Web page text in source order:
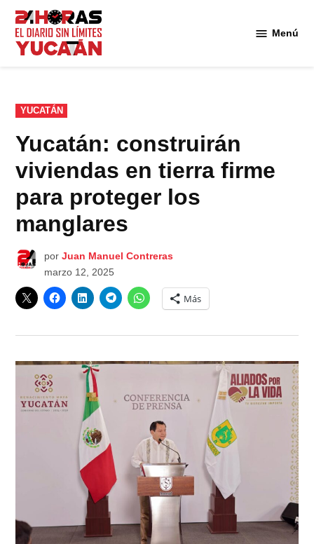
Saltar
contenido
Menú
PUBLICADO
EN
YUCATÁN
Yucatán: construirán
viviendas en tierra firme
para proteger los
manglares
por Juan Manuel Contreras
marzo 12, 2025
Más